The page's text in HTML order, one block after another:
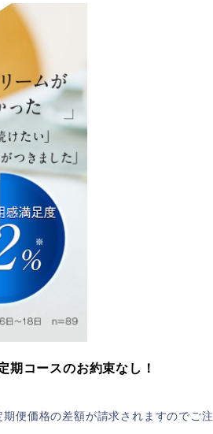
期コースのお約束なし！
便価格の差額が請求されますのでご注